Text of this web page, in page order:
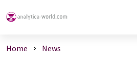
Home News